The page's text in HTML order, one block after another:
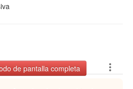
de pantalla completa